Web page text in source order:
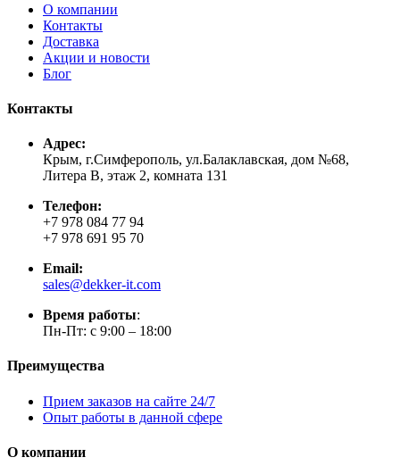
О компании
Контакты
Доставка
Акции и новости
Блог
Контакты
Адрес:
Крым, г.Симферополь, ул.Балаклавская, дом №68,
Литера В, этаж 2, комната 131
Телефон:
+7 978 084 77 94
+7 978 691 95 70
Email:
sales@dekker-it.com
Время работы:
Пн-Пт: с 9:00 – 18:00
Преимущества
Прием заказов на сайте 24/7
Опыт работы в данной сфере
О компании